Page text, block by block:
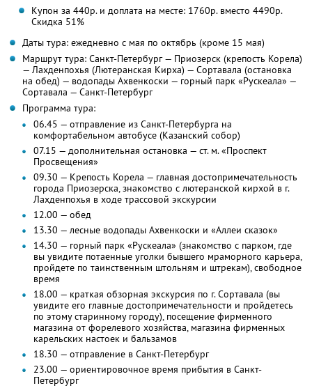
Купон за 440р. и доплата на месте: 1760р. вместо 4490р.
Скидка 51%
Даты тура: ежедневно с мая по октябрь (кроме 15 мая)
Маршрут тура: Санкт-Петербург — Приозерск (крепость Корела)
— Лахденпохья (Лютеранская Кирха) — Сортавала (остановка
на обед) — водопады Ахвенкоски — горный парк «Рускеала» —
Сортавала — Санкт-Петербург
Программа тура:
06.45 — отправление из Санкт-Петербурга на
комфортабельном автобусе (Казанский собор)
07.15 — дополнительная остановка — ст. м. «Проспект
Просвещения»
09.30 — Крепость Корела — главная достопримечательность
города Приозерска, знакомство с лютеранской кирхой в г.
Лахденпохья в ходе трассовой экскурсии
12.00 — обед
13.30 — лесные водопады Ахвенкоски и «Аллеи сказок»
14.30 — горный парк «Рускеала» (знакомство с парком, где
вы увидите потаенные уголки бывшего мраморного карьера,
пройдете по таинственным штольням и штрекам), свободное
время
18.00 — краткая обзорная экскурсия по г. Сортавала (вы
увидите его главные достопримечательности и пройдетесь
по этому старинному городу), посещение фирменного
магазина от форелевого хозяйства, магазина фирменных
карельских настоек и бальзамов
18.30 — отправление в Санкт-Петербург
23.00 — ориентировочное время прибытия в Санкт-
Петербург